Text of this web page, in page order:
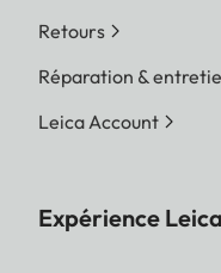
Retours
Réparation &
Leica Account
Expérience Leica